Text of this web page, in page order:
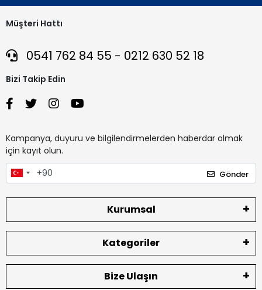
Müşteri Hattı
0541 762 84 55 - 0212 630 52 18
Bizi Takip Edin
Kampanya, duyuru ve bilgilendirmelerden haberdar olmak
için kayıt olun.
Gönder
Kurumsal
Kategoriler
Bize Ulaşın